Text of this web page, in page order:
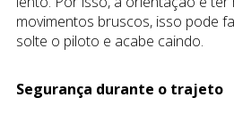
movimentos bruscos, isso pode
solte o piloto e acabe caindo.
Segurança durante o trajeto